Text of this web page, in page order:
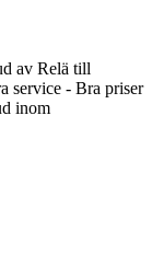
av Relä till
service - Bra priser
inom